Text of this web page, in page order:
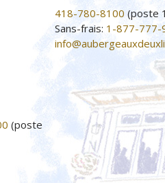
418-780-8100 (poste
Sans-frais: 1-877-777-
(poste